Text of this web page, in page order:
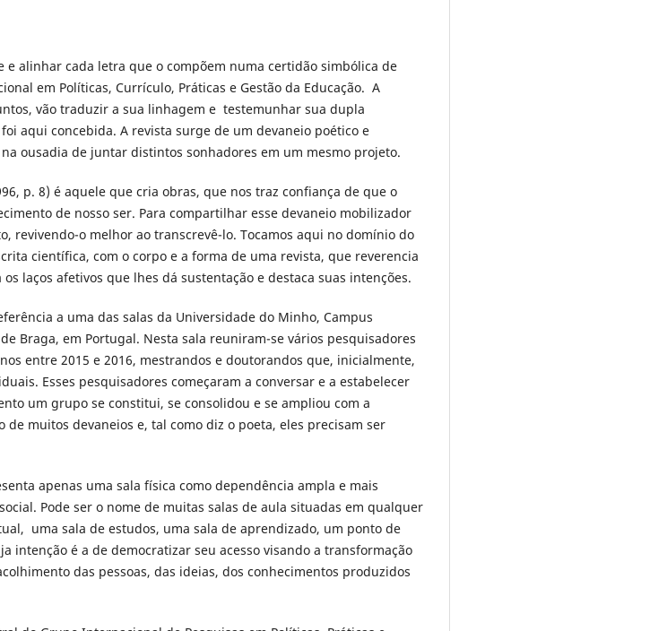
alinhar cada letra que o compõem numa certidão simbólica de
em Políticas, Currículo, Práticas e Gestão da Educação. A
vão traduzir a sua linhagem e testemunhar sua dupla
aqui concebida. A revista surge de um devaneio poético e
ousadia de juntar distintos sonhadores em um mesmo projeto.
p. 8) é aquele que cria obras, que nos traz confiança de que o
de nosso ser. Para compartilhar esse devaneio mobilizador
revivendo-o melhor ao transcrevê-lo. Tocamos aqui no domínio do
científica, com o corpo e a forma de uma revista, que reverencia
laços afetivos que lhes dá sustentação e destaca suas intenções.
a uma das salas da Universidade do Minho, Campus
Braga, em Portugal. Nesta sala reuniram-se vários pesquisadores
entre 2015 e 2016, mestrandos e doutorandos que, inicialmente,
Esses pesquisadores começaram a conversar e a estabelecer
um grupo se constitui, se consolidou e se ampliou com a
de muitos devaneios e, tal como diz o poeta, eles precisam ser
apenas uma sala física como dependência ampla e mais
Pode ser o nome de muitas salas de aula situadas em qualquer
uma sala de estudos, uma sala de aprendizado, um ponto de
intenção é a de democratizar seu acesso visando a transformação
das pessoas, das ideias, dos conhecimentos produzidos